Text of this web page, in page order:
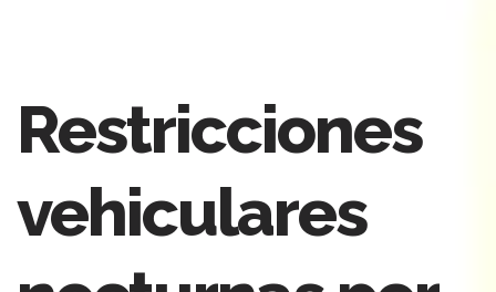
Restricciones
vehiculares